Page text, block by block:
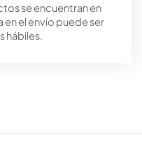
se encuentran en
el envío puede ser
hábiles.